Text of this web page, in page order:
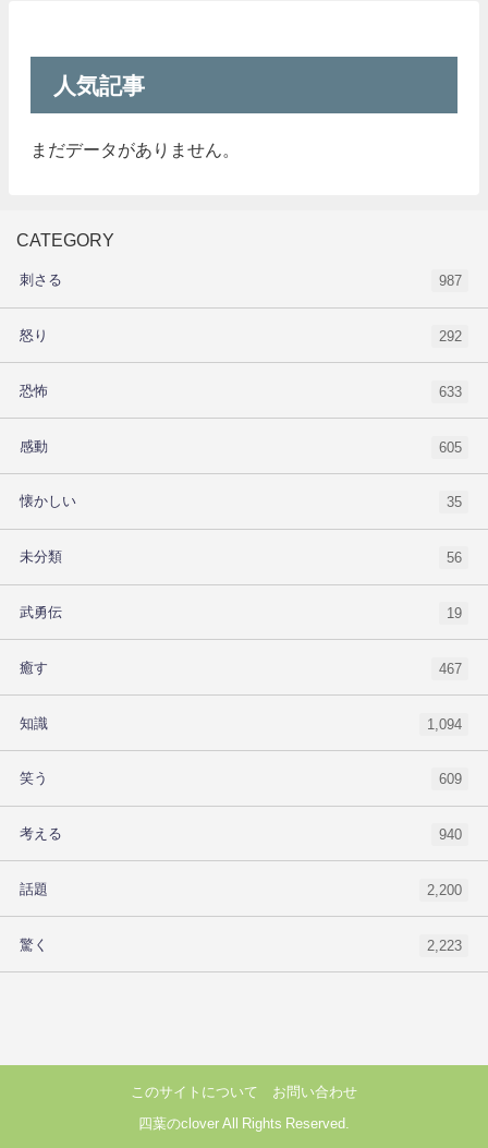
人気記事
まだデータがありません。
CATEGORY
刺さる 987
怒り 292
恐怖 633
感動 605
懐かしい 35
未分類 56
武勇伝 19
癒す 467
知識 1,094
笑う 609
考える 940
話題 2,200
驚く 2,223
このサイトについて お問い合わせ
四葉のclover All Rights Reserved.